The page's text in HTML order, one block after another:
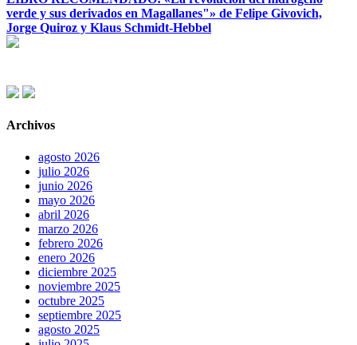
verde y sus derivados en Magallanes"» de Felipe Givovich,
Jorge Quiroz y Klaus Schmidt-Hebbel
Archivos
agosto 2026
julio 2026
junio 2026
mayo 2026
abril 2026
marzo 2026
febrero 2026
enero 2026
diciembre 2025
noviembre 2025
octubre 2025
septiembre 2025
agosto 2025